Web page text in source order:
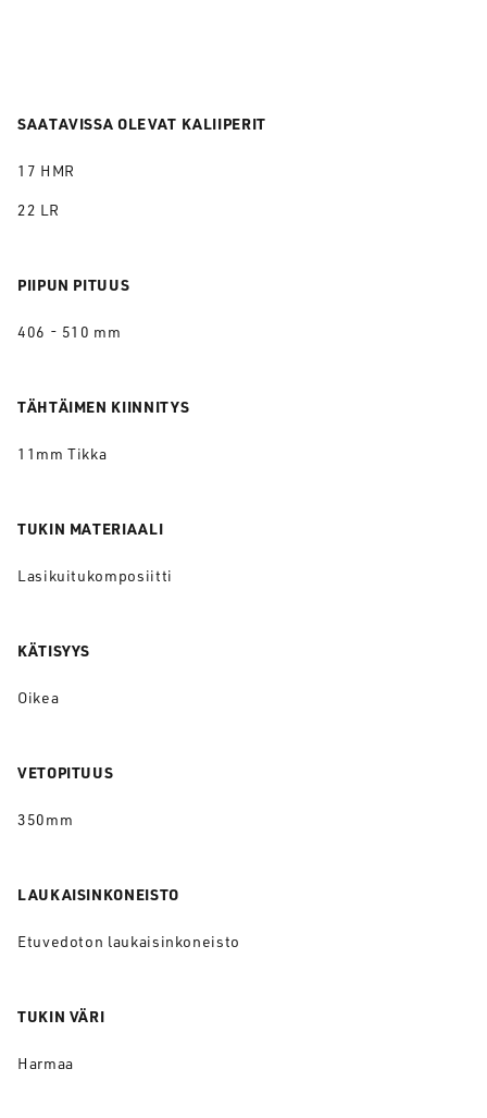
SAATAVISSA OLEVAT KALIIPERIT
17 HMR
22 LR
PIIPUN PITUUS
406 - 510 mm
TÄHTÄIMEN KIINNITYS
11mm Tikka
TUKIN MATERIAALI
Lasikuitukomposiitti
KÄTISYYS
Oikea
VETOPITUUS
350mm
LAUKAISINKONEISTO
Etuvedoton laukaisinkoneisto
TUKIN VÄRI
Harmaa